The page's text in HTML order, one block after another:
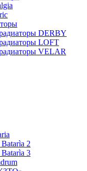
DERBY
LOFT
VELAR
2
3